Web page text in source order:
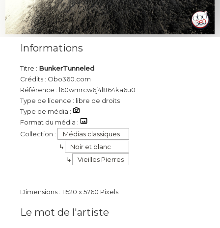
Informations
Titre : BunkerTunneled
Crédits : Obo360.com
Référence : l60wmrcw6j4l864ka6u0
Type de licence : libre de droits
Type de média :
Format du média :
Collection :
Médias classiques
Noir et blanc
Vieilles Pierres
Dimensions : 11520 x 5760 Pixels
Le mot de l'artiste